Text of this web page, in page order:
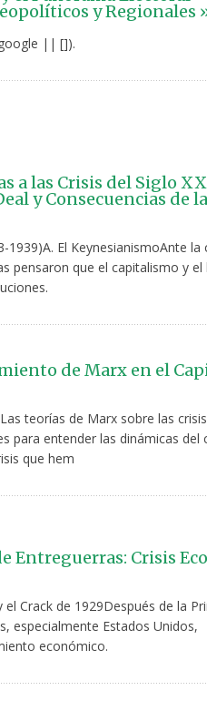
y Regionales
|| []).
a las Crisis del Siglo
y Consecuencias de
1939)A. El KeynesianismoAnte la
pensaron que el capitalismo y el
de Marx en el
teorías de Marx sobre las crisis
para entender las dinámicas del
que hem
Entreguerras: Crisis
Crack de 1929Después de la
especialmente Estados Unidos,
económico.